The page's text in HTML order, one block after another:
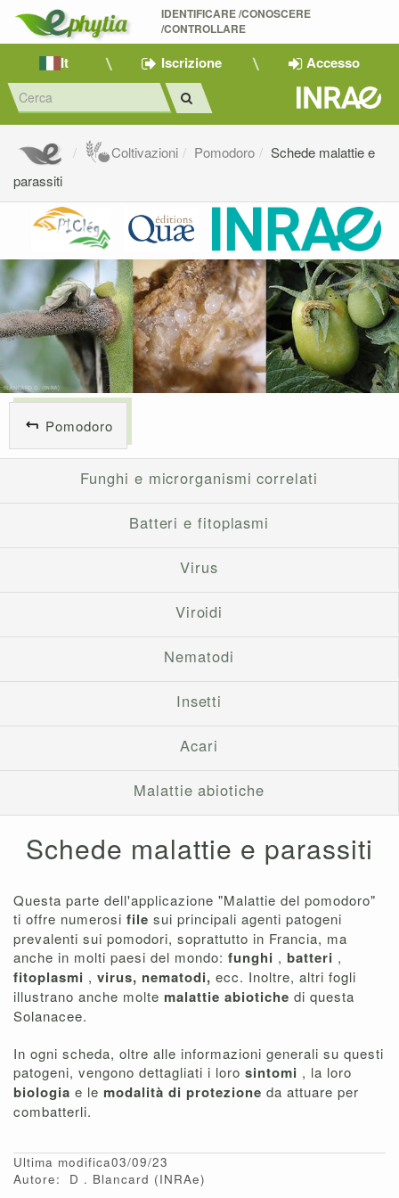
IDENTIFICARE /CONOSCERE
/CONTROLLARE
It Iscrizione Accesso
Coltivazioni Pomodoro
Schede malattie e
parassiti
Pomodoro
Funghi e microrganismi correlati
Batteri e fitoplasmi
Virus
Viroidi
Nematodi
Insetti
Acari
Malattie abiotiche
Schede malattie e parassiti
Questa parte dell'applicazione "Malattie del pomodoro"
ti offre numerosi file sui principali agenti patogeni
prevalenti sui pomodori, soprattutto in Francia, ma
anche in molti paesi del mondo: funghi , batteri ,
fitoplasmi , virus, nematodi, ecc. Inoltre, altri fogli
illustrano anche molte malattie abiotiche di questa
Solanacee.
In ogni scheda, oltre alle informazioni generali su questi
patogeni, vengono dettagliati i loro sintomi , la loro
biologia e le modalità di protezione da attuare per
combatterli.
Ultima modifica03/09/23
Autore:
D Blancard (INRAe)